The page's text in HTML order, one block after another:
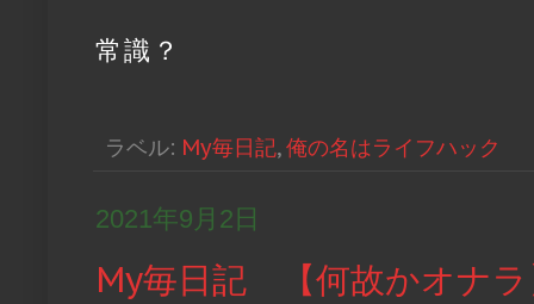
常識？
ラベル: My毎日記,俺の名はライフハック
2021年9月2日
My毎日記 【何故かオナ